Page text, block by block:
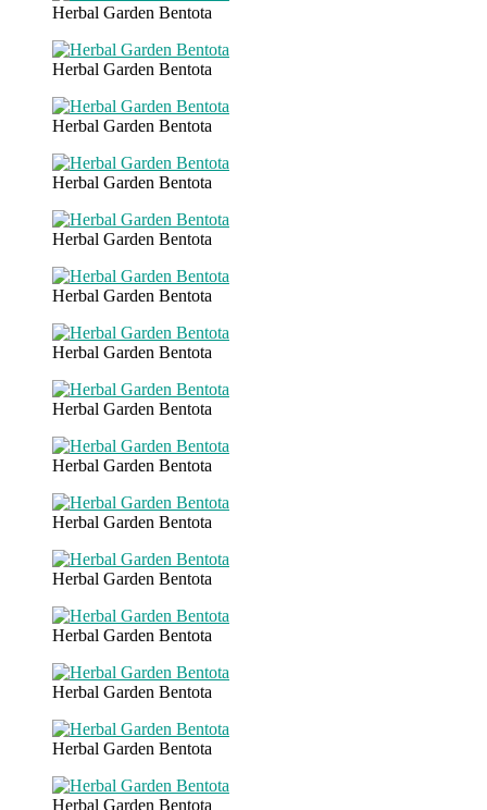
Herbal Garden Bentota
Herbal Garden Bentota
Herbal Garden Bentota
Herbal Garden Bentota
Herbal Garden Bentota
Herbal Garden Bentota
Herbal Garden Bentota
Herbal Garden Bentota
Herbal Garden Bentota
Herbal Garden Bentota
Herbal Garden Bentota
Herbal Garden Bentota
Herbal Garden Bentota
Herbal Garden Bentota
Herbal Garden Bentota